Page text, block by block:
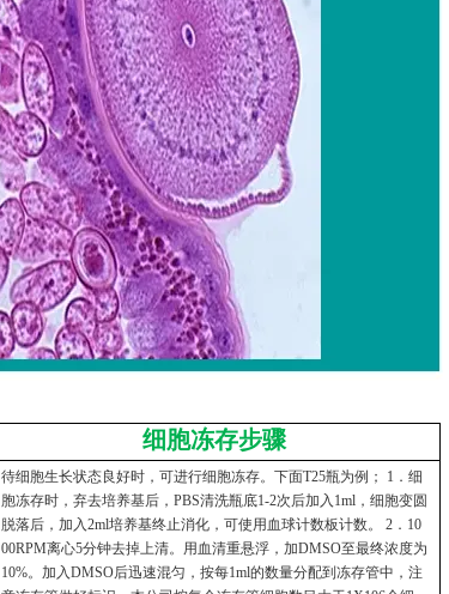
细胞冻存步骤
待细胞生长状态良好时，可进行细胞冻存。下面T25瓶为例； 1．细
胞冻存时，弃去培养基后，PBS清洗瓶底1-2次后加入1ml，细胞变圆
脱落后，加入2ml培养基终止消化，可使用血球计数板计数。 2．10
00RPM离心5分钟去掉上清。用血清重悬浮，加DMSO至最终浓度为
10%。加入DMSO后迅速混匀，按每1ml的数量分配到冻存管中，注